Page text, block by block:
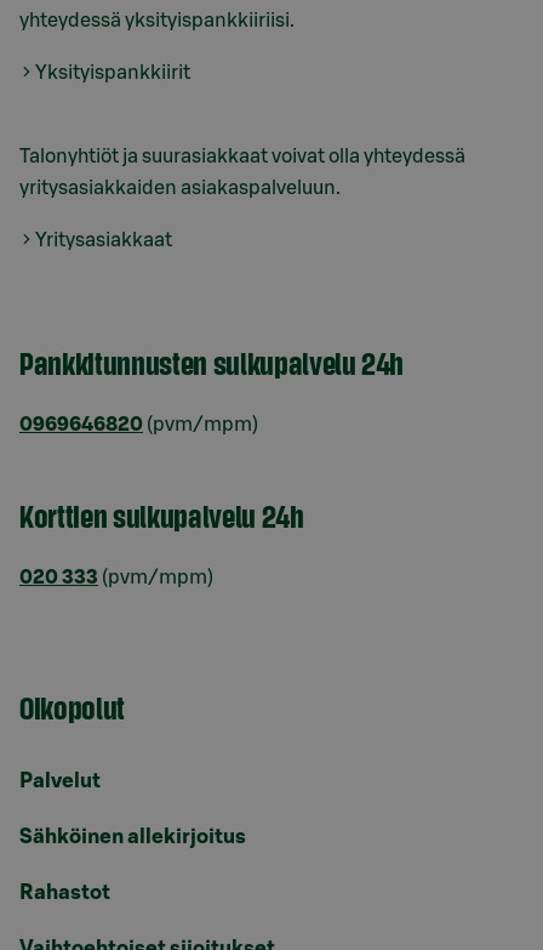
yhteydessä yksityispankkiiriisi.
Yksityispankkiirit
Talonyhtiöt ja suurasiakkaat voivat olla yhteydessä
yritysasiakkaiden asiakaspalveluun.
Yritysasiakkaat
Pankkitunnusten sulkupalvelu 24h
0969646820 (pvm/mpm)
Korttien sulkupalvelu 24h
020 333 (pvm/mpm)
Oikopolut
Palvelut
Sähköinen allekirjoitus
Rahastot